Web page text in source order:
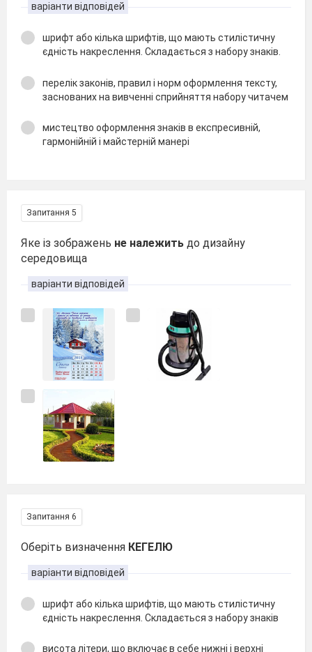
варіанти відповідей
шрифт або кілька шрифтів, що мають стилістичну
єдність накреслення. Складається з набору знаків.
перелік законів, правил і норм оформлення тексту,
заснованих на вивченні сприйняття набору читачем
мистецтво оформлення знаків в експресивній,
гармонійній і майстерній манері
Запитання 5
Яке із зображень не належить до дизайну
середовища
варіанти відповідей
Запитання 6
Оберіть визначення КЕГЕЛЮ
варіанти відповідей
шрифт або кілька шрифтів, що мають стилістичну
єдність накреслення. Складається з набору знаків
висота літери, що включає в себе нижні і верхні